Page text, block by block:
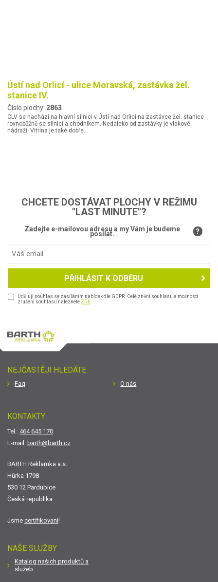
Ústí nad Orlicí - ulice Moravská, zastávka žel.
stanice IV.
Číslo plochy: 2863
CLV se nachází na hlavní silnici v Ústí nad Orlicí na zastávce žel. stanice
rovnoběžně se silnicí a chodníkem. Nedaleko od zastávky je vlakové
nádraží. Vitrína je také dobře…
CHCETE DOSTÁVAT PLOCHY V REŽIMU
"LAST MINUTE"?
Zadejte e-mailovou adresu a my Vám je budeme
posílat. ?
Uděluji souhlas se zasíláním nabídek dle GDPR. Celé znění souhlasu a možnosti
zrušení souhlasu naleznete ZDE
PŘIHLÁSIT K ODBĚRU
NEJČASTĚJI HLEDÁTE
Faq O nás
KONTAKTY
Tel.: 464 645 170
E-mail: barth@barth.cz
BARTH Reklamka a.s.
Hůrka 1798
530 12 Pardubice
Česká republika
Jsme certifikovaní!
NAŠE SLUŽBY
Katalog našich produktů a
služeb